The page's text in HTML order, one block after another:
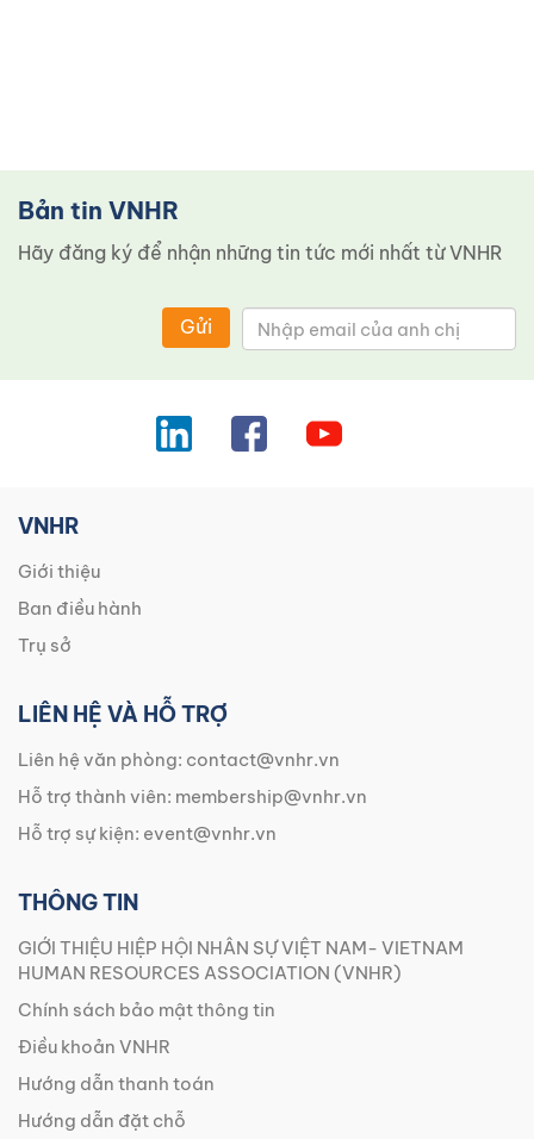
Bản tin VNHR
Hãy đăng ký để nhận những tin tức mới nhất từ ​​VNHR
Gửi
VNHR
Giới thiệu
Ban điều hành
Trụ sở
LIÊN HỆ VÀ HỖ TRỢ
Liên hệ văn phòng: contact@vnhr.vn
Hỗ trợ thành viên: membership@vnhr.vn
Hỗ trợ sự kiện: event@vnhr.vn
THÔNG TIN
GIỚI THIỆU HIỆP HỘI NHÂN SỰ VIỆT NAM- VIETNAM
HUMAN RESOURCES ASSOCIATION (VNHR)
Chính sách bảo mật thông tin
Điều khoản VNHR
Hướng dẫn thanh toán
Hướng dẫn đặt chỗ